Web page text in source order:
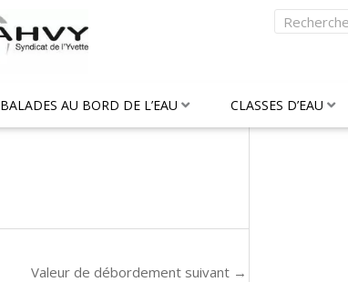
Rechercher
BALADES AU BORD DE L’EAU CLASSES D’EAU
Valeur de débordement suivant →